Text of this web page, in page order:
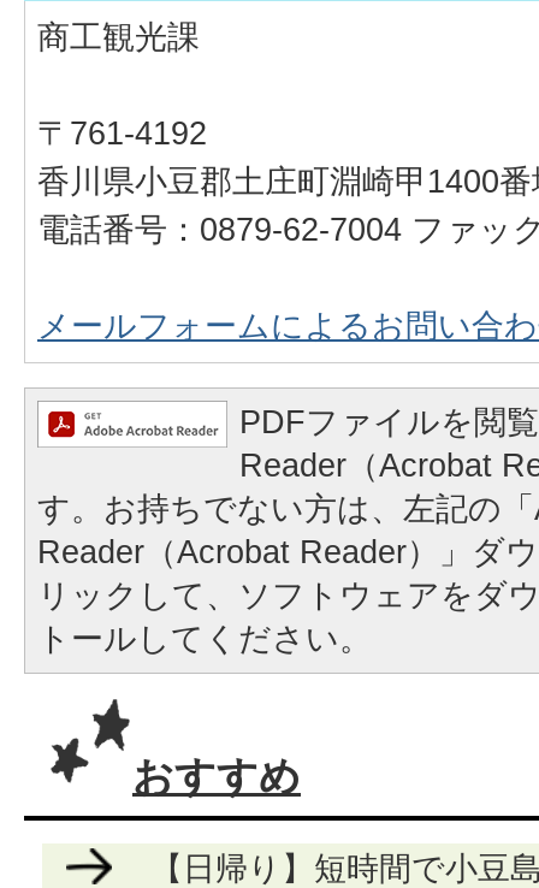
商工観光課
〒761-4192
香川県小豆郡土庄町淵崎甲1400
電話番号：0879-62-7004 ファッ
メールフォームによるお問い合
PDFファイルを閲
Reader（Acrobat
す。お持ちでない方は、左記の
Reader（Acrobat Reader）」ダ
リックして、ソフトウェアをダ
トールしてください。
おすすめ
【日帰り】短時間で小豆